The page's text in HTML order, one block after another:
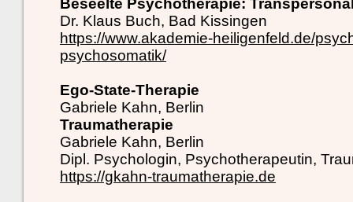
Beseelte Psychotherapie:
Dr. Klaus Buch, Bad Kissingen
https://www.akademie-heiligenfeld.de/
psychosomatik/
Ego-State-Therapie
Gabriele Kahn, Berlin
Traumatherapie
Gabriele Kahn, Berlin
Dipl. Psychologin, Psychotherapeutin,
https://gkahn-traumatherapie.de